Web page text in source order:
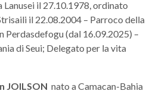
Lanusei il 27.10.1978, ordinato
il 22.08.2004 – Parroco della
Perdasdefogu (dal 16.09.2025) –
di Seui; Delegato per la vita
JOILSON nato a Camacan-Bahia